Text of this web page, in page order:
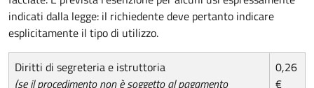
indicati dalla legge: il richiedente deve pertanto indicare
esplicitamente il tipo di utilizzo.
Diritti di segreteria e istruttoria
(se il procedimento non è soggetto al pagamento
0,26
€